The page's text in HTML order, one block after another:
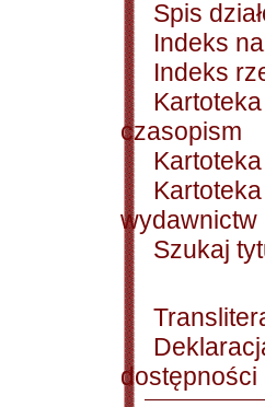
Spis
Indeks
Indeks
Kartoteka
czasopism
Kartoteka
wydawnictw
Szukaj
dostępności